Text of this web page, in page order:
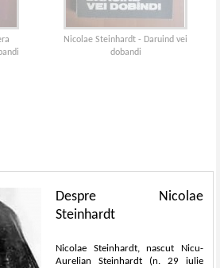
Nicolae Steinhardt - Daruind vei
dobandi
Despre Nicolae
Steinhardt
Nicolae Steinhardt, nascut Nicu-
Aurelian Steinhardt (n. 29 iulie